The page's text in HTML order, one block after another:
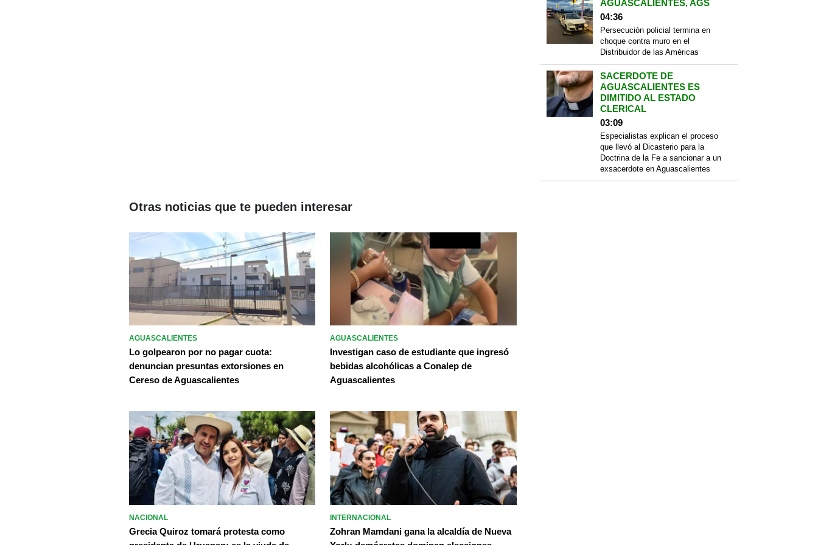
AGUASCALIENTES, AGS
04:36
Persecución policial termina en
choque contra muro en el
Distribuidor de las Américas
SACERDOTE DE
AGUASCALIENTES ES
DIMITIDO AL ESTADO
CLERICAL
03:09
Especialistas explican el proceso
que llevó al Dicasterio para la
Doctrina de la Fe a sancionar a un
exsacerdote en Aguascalientes
Otras noticias que te pueden interesar
AGUASCALIENTES
Lo golpearon por no pagar cuota:
denuncian presuntas extorsiones en
Cereso de Aguascalientes
AGUASCALIENTES
Investigan caso de estudiante que ingresó
bebidas alcohólicas a Conalep de
Aguascalientes
NACIONAL
Grecia Quiroz tomará protesta como
INTERNACIONAL
Zohran Mamdani gana la alcaldía de Nueva